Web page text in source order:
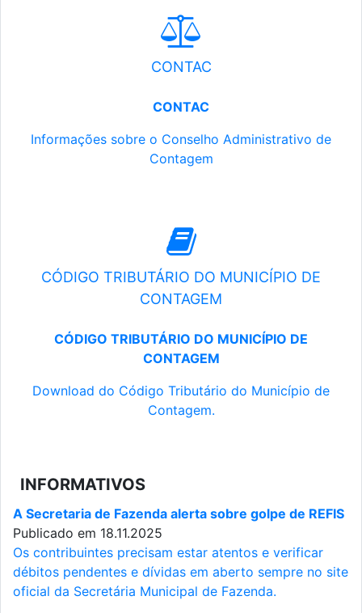
CONTAC
CONTAC
Informações sobre o Conselho Administrativo de
Contagem
CÓDIGO TRIBUTÁRIO DO MUNICÍPIO DE
CONTAGEM
CÓDIGO TRIBUTÁRIO DO MUNICÍPIO DE
CONTAGEM
Download do Código Tributário do Município de
Contagem.
INFORMATIVOS
A Secretaria de Fazenda alerta sobre golpe de REFIS
Publicado em 18.11.2025
Os contribuintes precisam estar atentos e verificar
débitos pendentes e dívidas em aberto sempre no site
oficial da Secretária Municipal de Fazenda.